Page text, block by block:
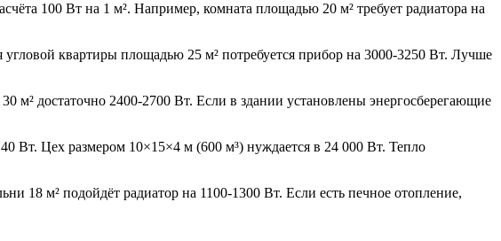
100 Вт на 1 м². Например, комната площадью 20 м² требует радиатора на
квартиры площадью 25 м² потребуется прибор на 3000-3250 Вт. Лучше
достаточно 2400-2700 Вт. Если в здании установлены энергосберегающие
Вт. Цех размером 10×15×4 м (600 м³) нуждается в 24 000 Вт. Тепло
18 м² подойдёт радиатор на 1100-1300 Вт. Если есть печное отопление,